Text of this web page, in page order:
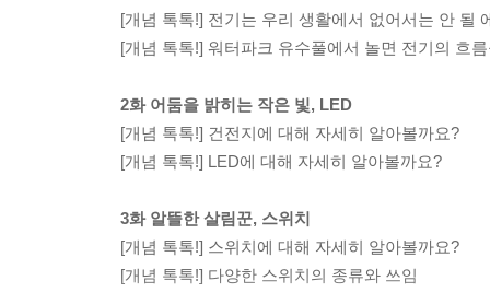
[개념 톡톡!] 전기는 우리 생활에서 없어서는 안 될
[개념 톡톡!] 워터파크 유수풀에서 놀면 전기의 흐
2화 어둠을 밝히는 작은 빛, LED
[개념 톡톡!] 건전지에 대해 자세히 알아볼까요?
[개념 톡톡!] LED에 대해 자세히 알아볼까요?
3화 알뜰한 살림꾼, 스위치
[개념 톡톡!] 스위치에 대해 자세히 알아볼까요?
[개념 톡톡!] 다양한 스위치의 종류와 쓰임